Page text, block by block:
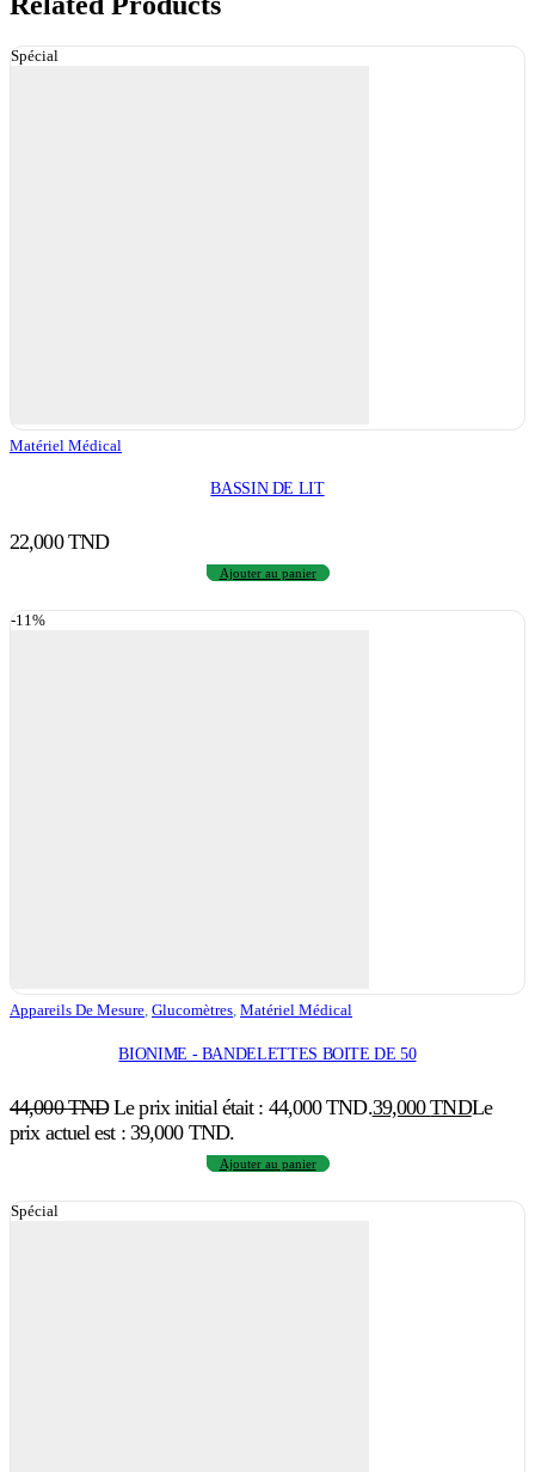
Spécial
Matériel Médical
BASSIN DE LIT
22,000TND
Ajouter au panier
-11%
Appareils De Mesure, Glucomètres, Matériel Médical
BIONIME - BANDELETTES BOITE DE 50
44,000TND Le prix initial était : 44,000 TND.39,000TNDLe
prix actuel est : 39,000 TND.
Ajouter au panier
Spécial